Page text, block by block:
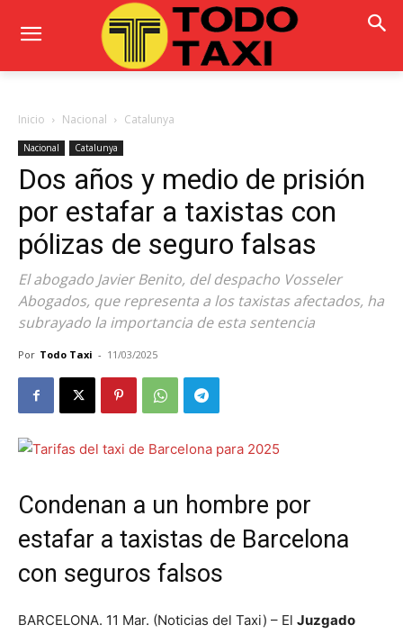
Inicio Nacional Catalunya
Nacional Catalunya
Dos años y medio de prisión
por estafar a taxistas con
pólizas de seguro falsas
El abogado Javier Benito, del despacho Vosseler
Abogados, que representa a los taxistas afectados, ha
subrayado la importancia de esta sentencia
Por Todo Taxi - 11/03/2025
Condenan a un hombre por
estafar a taxistas de Barcelona
con seguros falsos
BARCELONA. 11 Mar. (Noticias del Taxi) – El Juzgado